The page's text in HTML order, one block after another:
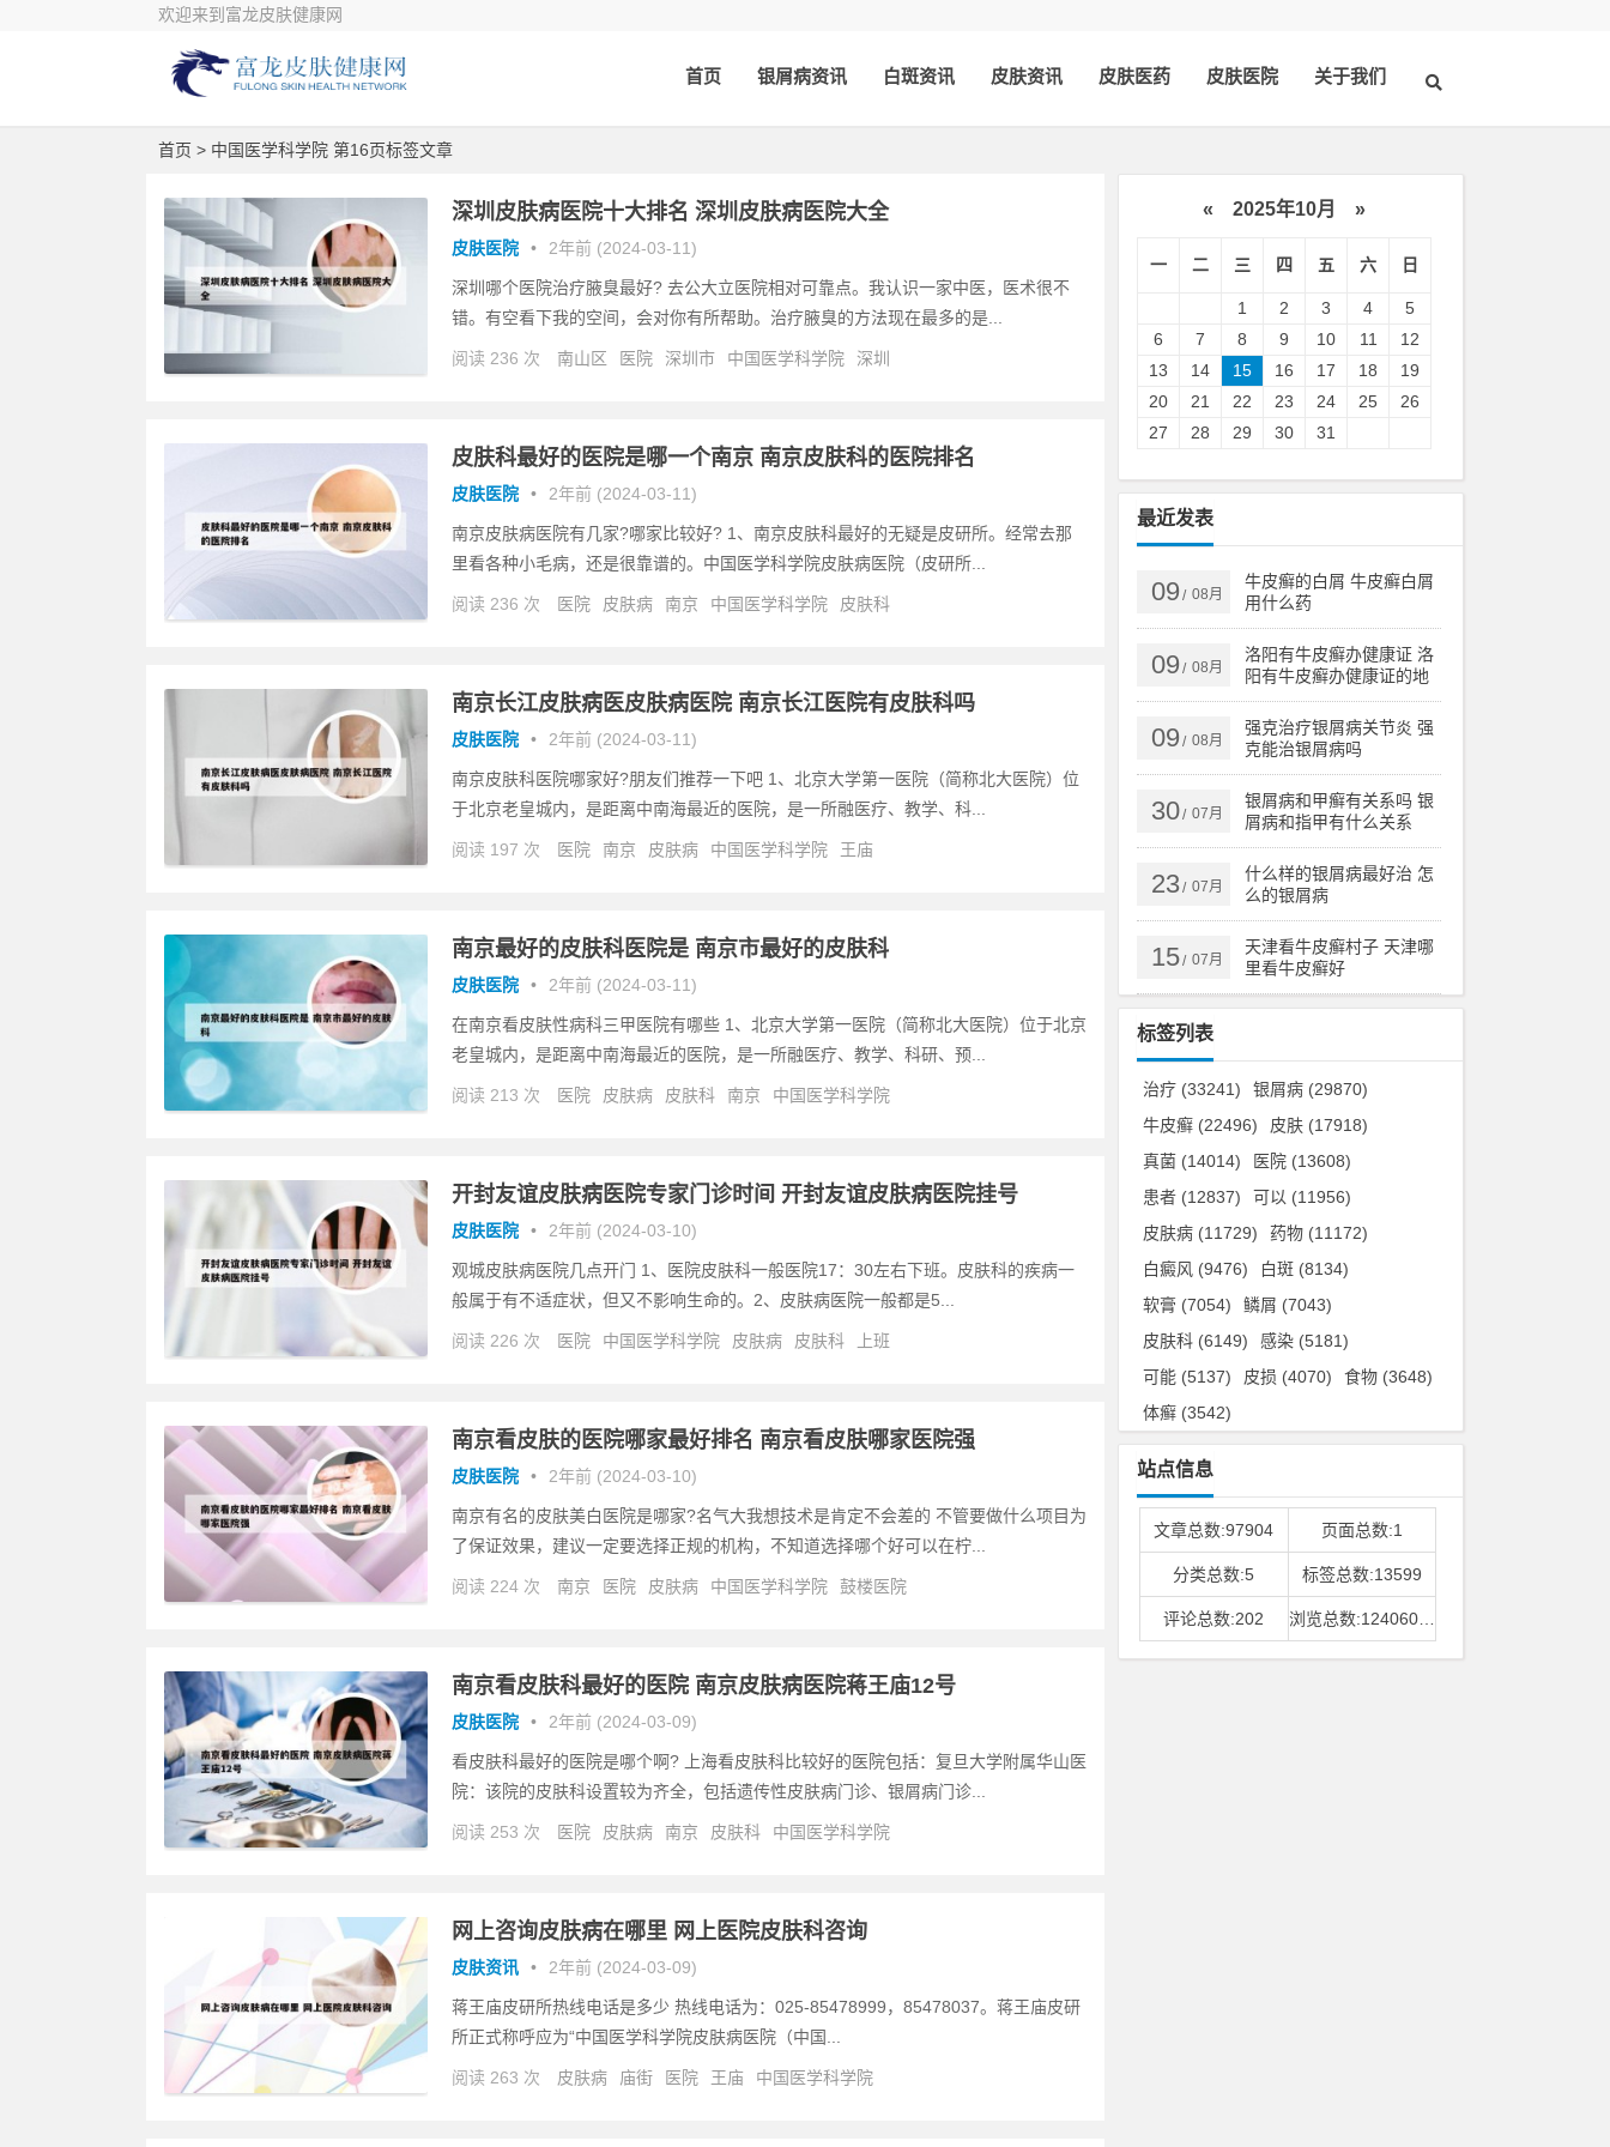
欢迎来到富龙皮肤健康网
首页 银屑病资讯 白斑资讯 皮肤资讯 皮肤医药 皮肤医院 关于我们
首页 > 中国医学科学院 第16页标签文章
深圳皮肤病医院十大排名 深圳皮肤病医院大全
皮肤医院 • 2年前 (2024-03-11)
深圳哪个医院治疗腋臭最好? 去公大立医院相对可靠点。我认识一家中医，医术很不
错。有空看下我的空间，会对你有所帮助。治疗腋臭的方法现在最多的是...
阅读 236 次 南山区 医院 深圳市 中国医学科学院 深圳
皮肤科最好的医院是哪一个南京 南京皮肤科的医院排名
皮肤医院 • 2年前 (2024-03-11)
南京皮肤病医院有几家?哪家比较好? 1、南京皮肤科最好的无疑是皮研所。经常去那
里看各种小毛病，还是很靠谱的。中国医学科学院皮肤病医院（皮研所...
阅读 236 次 医院 皮肤病 南京 中国医学科学院 皮肤科
南京长江皮肤病医皮肤病医院 南京长江医院有皮肤科吗
皮肤医院 • 2年前 (2024-03-11)
南京皮肤科医院哪家好?朋友们推荐一下吧 1、北京大学第一医院（简称北大医院）位
于北京老皇城内，是距离中南海最近的医院，是一所融医疗、教学、科...
阅读 197 次 医院 南京 皮肤病 中国医学科学院 王庙
南京最好的皮肤科医院是 南京市最好的皮肤科
皮肤医院 • 2年前 (2024-03-11)
在南京看皮肤性病科三甲医院有哪些 1、北京大学第一医院（简称北大医院）位于北京
老皇城内，是距离中南海最近的医院，是一所融医疗、教学、科研、预...
阅读 213 次 医院 皮肤病 皮肤科 南京 中国医学科学院
开封友谊皮肤病医院专家门诊时间 开封友谊皮肤病医院挂号
皮肤医院 • 2年前 (2024-03-10)
观城皮肤病医院几点开门 1、医院皮肤科一般医院17：30左右下班。皮肤科的疾病一
般属于有不适症状，但又不影响生命的。2、皮肤病医院一般都是5...
阅读 226 次 医院 中国医学科学院 皮肤病 皮肤科 上班
南京看皮肤的医院哪家最好排名 南京看皮肤哪家医院强
皮肤医院 • 2年前 (2024-03-10)
南京有名的皮肤美白医院是哪家?名气大我想技术是肯定不会差的 不管要做什么项目为
了保证效果，建议一定要选择正规的机构，不知道选择哪个好可以在柠...
阅读 224 次 南京 医院 皮肤病 中国医学科学院 鼓楼医院
南京看皮肤科最好的医院 南京皮肤病医院蒋王庙12号
皮肤医院 • 2年前 (2024-03-09)
看皮肤科最好的医院是哪个啊? 上海看皮肤科比较好的医院包括：复旦大学附属华山医
院：该院的皮肤科设置较为齐全，包括遗传性皮肤病门诊、银屑病门诊...
阅读 253 次 医院 皮肤病 南京 皮肤科 中国医学科学院
网上咨询皮肤病在哪里 网上医院皮肤科咨询
皮肤资讯 • 2年前 (2024-03-09)
蒋王庙皮研所热线电话是多少 热线电话为：025-85478999，85478037。蒋王庙皮研
所正式称呼应为“中国医学科学院皮肤病医院（中国...
阅读 263 次 皮肤病 庙街 医院 王庙 中国医学科学院
« 2025年10月 »
一 二 三 四 五 六 日
1 2 3 4
5
6
7 8 9 10 11
12
13
14 15 16 17 18
19
20
21 22 23 24 25
26
27
28 29 30 31
最近发表
09/ 08月
牛皮癣的白屑 牛皮癣白屑
用什么药
09/ 08月
洛阳有牛皮癣办健康证 洛
阳有牛皮癣办健康证的地
方吗
09/ 08月
强克治疗银屑病关节炎 强
克能治银屑病吗
30/ 07月
银屑病和甲癣有关系吗 银
屑病和指甲有什么关系
23/ 07月
什么样的银屑病最好治 怎
么的银屑病
15/ 07月
天津看牛皮癣村子 天津哪
里看牛皮癣好
标签列表
治疗 (33241) 银屑病 (29870)
牛皮癣 (22496) 皮肤 (17918)
真菌 (14014) 医院 (13608)
患者 (12837) 可以 (11956)
皮肤病 (11729) 药物 (11172)
白癜风 (9476) 白斑 (8134)
软膏 (7054) 鳞屑 (7043)
皮肤科 (6149) 感染 (5181)
可能 (5137) 皮损 (4070) 食物 (3648)
体癣 (3542)
站点信息
文章总数:97904 页面总数:1
分类总数:5 标签总数:13599
评论总数:202 浏览总数:12406006